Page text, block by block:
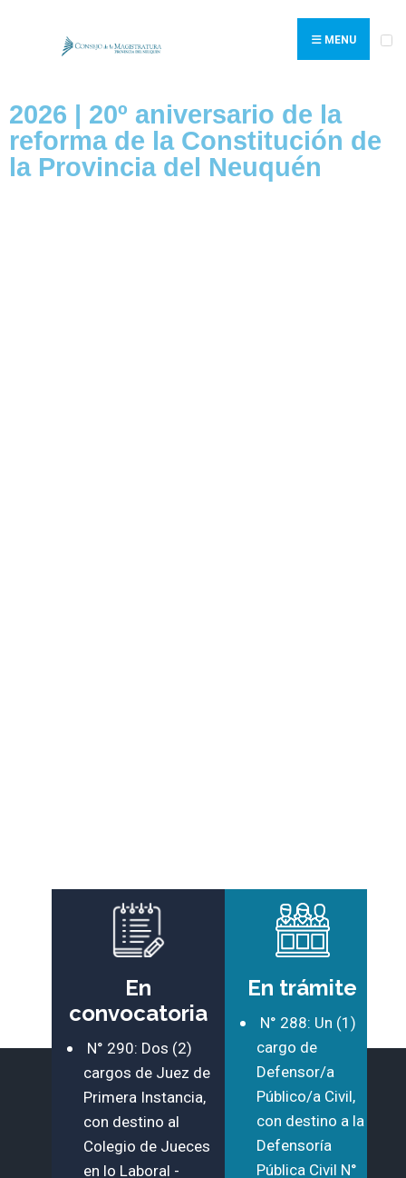
MENU
2026 | 20º aniversario de la
reforma de la Constitución de
la Provincia del Neuquén